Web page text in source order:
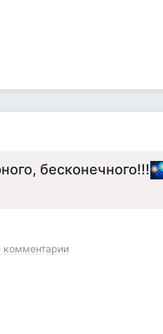
бесконечного!!!
комментарии